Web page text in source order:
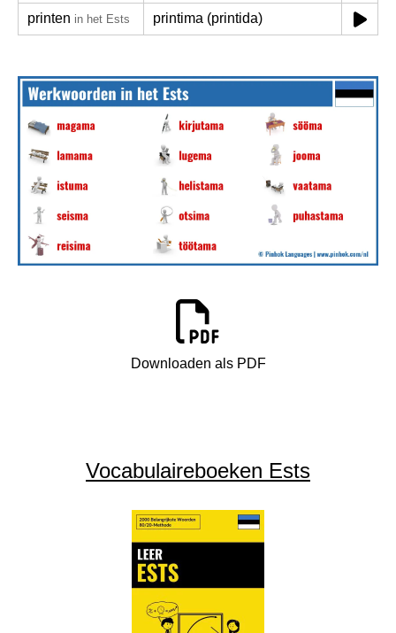
printen in het Ests printima (printida)
Downloaden als PDF
Vocabulaireboeken Ests